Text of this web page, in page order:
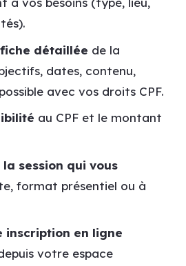
détaillée de la
dates, contenu,
avec vos droits CPF.
au CPF et le montant
session qui vous
format présentiel ou à
inscription en ligne
votre espace